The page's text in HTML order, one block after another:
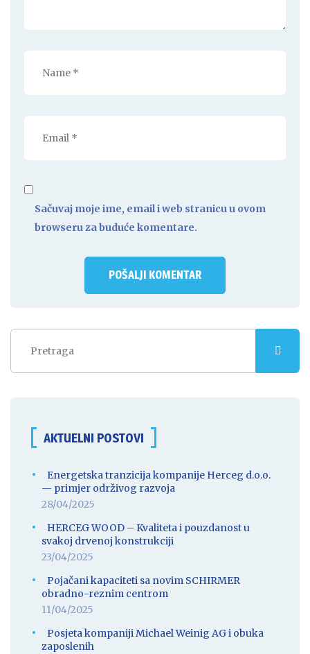
Sačuvaj moje ime, email i web stranicu u ovom
browseru za buduće komentare.
AKTUELNI POSTOVI
Energetska tranzicija kompanije Herceg d.o.o.
— primjer održivog razvoja
28/04/2025
HERCEG WOOD – Kvaliteta i pouzdanost u
svakoj drvenoj konstrukciji
23/04/2025
Pojačani kapaciteti sa novim SCHIRMER
obradno-reznim centrom
11/04/2025
Posjeta kompaniji Michael Weinig AG i obuka
zaposlenih